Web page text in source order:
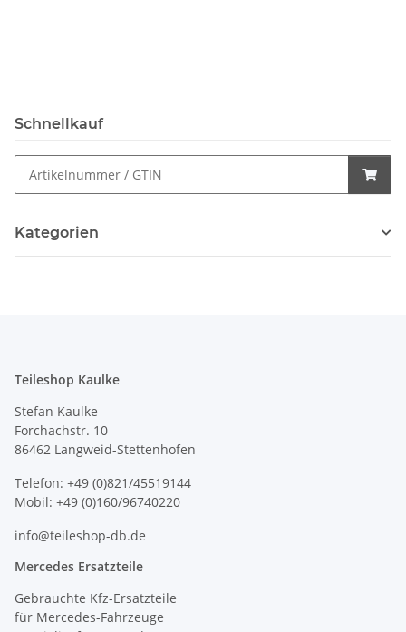
Schnellkauf
Kategorien
Teileshop Kaulke
Stefan Kaulke
Forchachstr. 10
86462 Langweid-Stettenhofen
Telefon: +49 (0)821/45519144
Mobil: +49 (0)160/96740220
info@teileshop-db.de
Mercedes Ersatzteile
Gebrauchte Kfz-Ersatzteile
für Mercedes-Fahrzeuge